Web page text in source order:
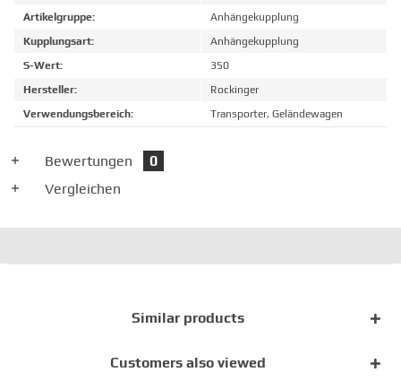
Artikelgruppe:
Anhängekupplung
Kupplungsart:
Anhängekupplung
S-Wert:
350
Hersteller:
Rockinger
Verwendungsbereich:
Transporter, Geländewagen
Bewertungen
0
Vergleichen
Similar products
Customers also viewed